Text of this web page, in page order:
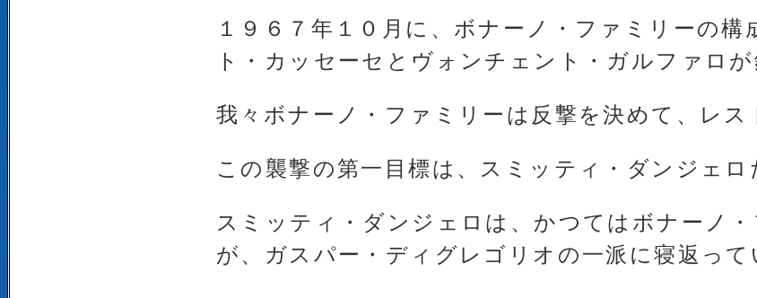
１９６７年１０月に、ボナーノ・ファミリーの
ト・カッセーセとヴォンチェント・ガルファロが
我々ボナーノ・ファミリーは反撃を決めて、レス
この襲撃の第一目標は、スミッティ・ダンジェロ
スミッティ・ダンジェロは、かつてはボナーノ
が、ガスパー・ディグレゴリオの一派に寝返って